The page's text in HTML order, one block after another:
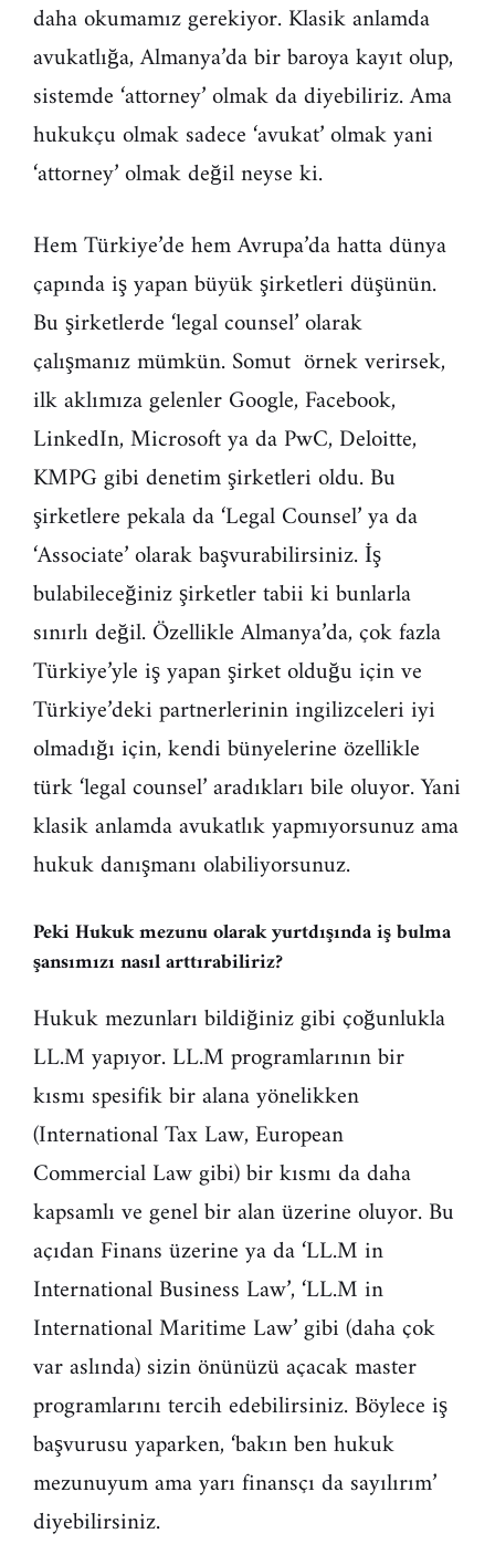
daha okumamız gerekiyor. Klasik anlamda
avukatlığa, Almanya’da bir baroya kayıt olup,
sistemde ‘attorney’ olmak da diyebiliriz. Ama
hukukçu olmak sadece ‘avukat’ olmak yani
‘attorney’ olmak değil neyse ki.
Hem Türkiye’de hem Avrupa’da hatta dünya
çapında iş yapan büyük şirketleri düşünün.
Bu şirketlerde ‘legal counsel’ olarak
çalışmanız mümkün. Somut örnek verirsek,
ilk aklımıza gelenler Google, Facebook,
LinkedIn, Microsoft ya da PwC, Deloitte,
KMPG gibi denetim şirketleri oldu. Bu
şirketlere pekala da ‘Legal Counsel’ ya da
‘Associate’ olarak başvurabilirsiniz. İş
bulabileceğiniz şirketler tabii ki bunlarla
sınırlı değil. Özellikle Almanya’da, çok fazla
Türkiye’yle iş yapan şirket olduğu için ve
Türkiye’deki partnerlerinin ingilizceleri iyi
olmadığı için, kendi bünyelerine özellikle
türk ‘legal counsel’ aradıkları bile oluyor. Yani
klasik anlamda avukatlık yapmıyorsunuz ama
hukuk danışmanı olabiliyorsunuz.
Peki Hukuk mezunu olarak yurtdışında iş bulma
şansımızı nasıl arttırabiliriz?
Hukuk mezunları bildiğiniz gibi çoğunlukla
LL.M yapıyor. LL.M programlarının bir
kısmı spesifik bir alana yönelikken
(International Tax Law, European
Commercial Law gibi) bir kısmı da daha
kapsamlı ve genel bir alan üzerine oluyor. Bu
açıdan Finans üzerine ya da ‘LL.M in
International Business Law’, ‘LL.M in
International Maritime Law’ gibi (daha çok
var aslında) sizin önünüzü açacak master
programlarını tercih edebilirsiniz. Böylece iş
başvurusu yaparken, ‘bakın ben hukuk
mezunuyum ama yarı finansçı da sayılırım’
diyebilirsiniz.